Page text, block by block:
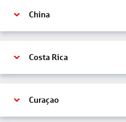
China
Costa Rica
Curaçao